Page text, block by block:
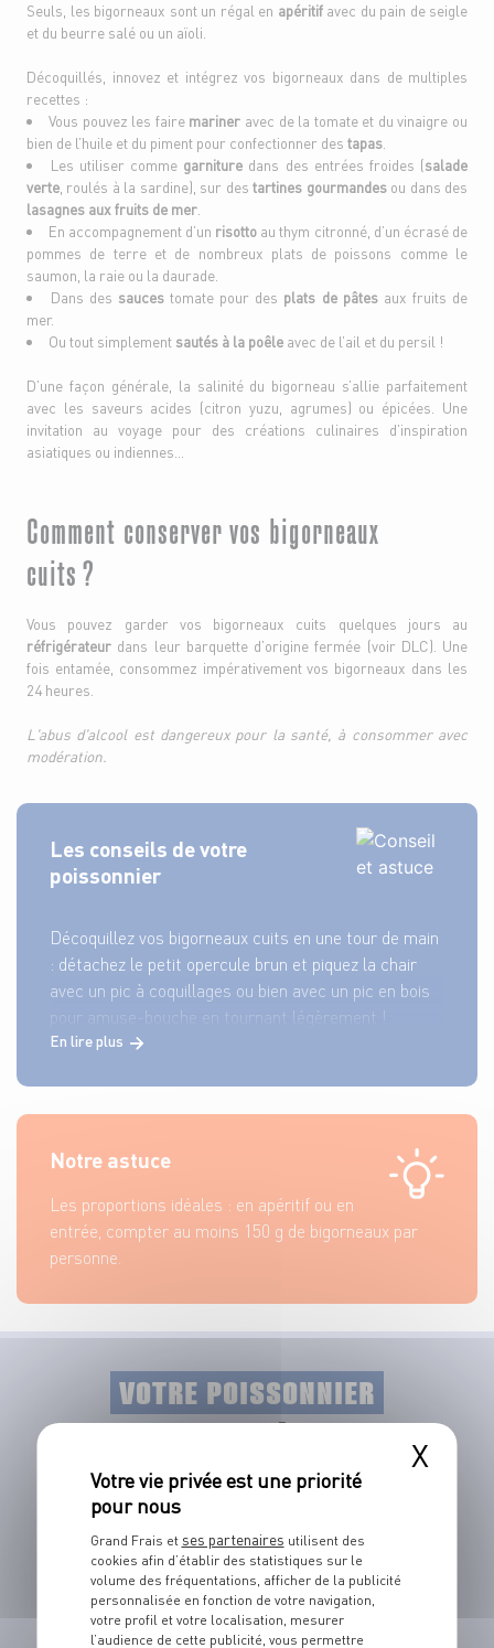
Seuls, les bigorneaux sont un régal en apéritif avec du pain de seigle
et du beurre salé ou un aïoli.
Décoquillés, innovez et intégrez vos bigorneaux dans de multiples
recettes :
Vous pouvez les faire mariner avec de la tomate et du vinaigre ou
bien de l’huile et du piment pour confectionner des tapas
Les utiliser comme garniture dans des entrées froides (salade
verte , roulés à la sardine), sur destartines gourmandesou dans des
lasagnes aux fruits de mer
En accompagnement d’un risotto au thym citronné, d’un écrasé de
pommes de terre et de nombreux plats de poissons comme le
saumon, la raie ou la daurade.
Dans des saucestomate pour des plats de pâtesaux fruits de
mer.
Ou tout simplementsautés à la poêleavec de l’ail et du persil !
D’une façon générale, la salinité du bigorneau s’allie parfaitement
avec les saveurs acides (citron yuzu, agrumes) ou épicées. Une
invitation au voyage pour des créations culinaires d’inspiration
asiatiques ou indiennes…
Comment conserver vos bigorneaux
cuits ?
Vous pouvez garder vos bigorneaux cuits quelques jours au
réfrigérateur dans leur barquette d’origine fermée (voir DLC). Une
fois entamée, consommez impérativement vos bigorneaux dans les
24 heures.
L'abus d'alcool est dangereux pour la santé, à consommer avec
modération.
Les conseils de votre
poissonnier
Décoquillez vos bigorneaux cuits en une tour de main
: détachez le petit opercule brun et piquez la chair
avec un pic à coquillages ou bien avec un pic en bois
pour amuse-bouche en tournant légèrement !
En lire plus
Notre astuce
Les proportions idéales : en apéritif ou en
entrée, compter au moins 150 g de bigorneaux par
personne.
VOTRE POISSONNIER
VOUS PROPOSE ÉGALEMENT
Nous cherchons tous l’âme sœur. Chez Grand
idéal à n’importe quel produit.
X
Grand Frais et ses partenaires utilisent des
cookies afin d’établir des statistiques sur le
volume des fréquentations, afficher de la publicité
personnalisée en fonction de votre navigation,
votre profil et votre localisation, mesurer
l’audience de cette publicité, vous permettre